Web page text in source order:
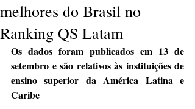
melhores do Brasil no
Ranking QS Latam
Os dados foram publicados em 13 de
setembro e são relativos às instituições de
ensino superior da América Latina e
Caribe